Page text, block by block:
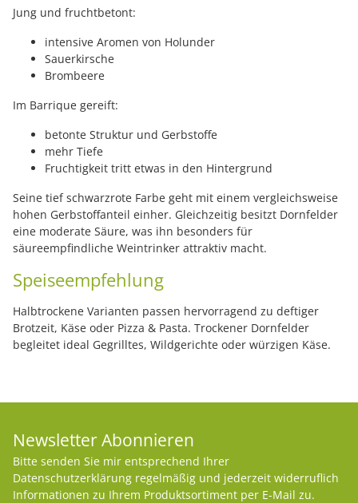
Jung und fruchtbetont:
intensive Aromen von Holunder
Sauerkirsche
Brombeere
Im Barrique gereift:
betonte Struktur und Gerbstoffe
mehr Tiefe
Fruchtigkeit tritt etwas in den Hintergrund
Seine tief schwarzrote Farbe geht mit einem vergleichsweise
hohen Gerbstoffanteil einher. Gleichzeitig besitzt Dornfelder
eine moderate Säure, was ihn besonders für
säureempfindliche Weintrinker attraktiv macht.
Speiseempfehlung
Halbtrockene Varianten passen hervorragend zu deftiger
Brotzeit, Käse oder Pizza & Pasta. Trockener Dornfelder
begleitet ideal Gegrilltes, Wildgerichte oder würzigen Käse.
Newsletter Abonnieren
Bitte senden Sie mir entsprechend Ihrer
Datenschutzerklärung regelmäßig und jederzeit widerruflich
Informationen zu Ihrem Produktsortiment per E-Mail zu.